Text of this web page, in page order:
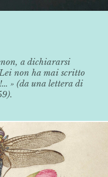
a dichiararsi
non ha mai scritto
» (da una lettera di